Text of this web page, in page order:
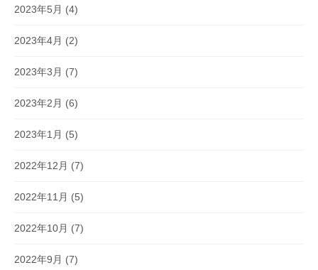
2023年5月 (4)
2023年4月 (2)
2023年3月 (7)
2023年2月 (6)
2023年1月 (5)
2022年12月 (7)
2022年11月 (5)
2022年10月 (7)
2022年9月 (7)